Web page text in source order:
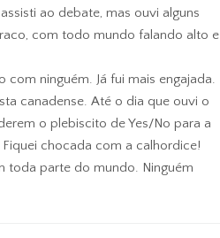
ao debate, mas ouvi alguns
com todo mundo falando alto e
ninguém. Já fui mais engajada.
canadense. Até o dia que ouvi o
o plebiscito de Yes/No para a
chocada com a calhordice!
toda parte do mundo. Ninguém